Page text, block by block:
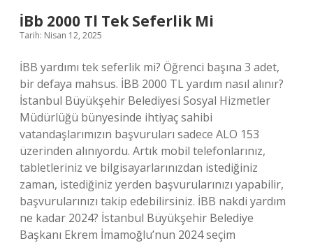
İBb 2000 Tl Tek Seferlik Mi
Tarih: Nisan 12, 2025
İBB yardımı tek seferlik mi? Öğrenci başına 3 adet,
bir defaya mahsus. İBB 2000 TL yardım nasıl alınır?
İstanbul Büyükşehir Belediyesi Sosyal Hizmetler
Müdürlüğü bünyesinde ihtiyaç sahibi
vatandaşlarımızın başvuruları sadece ALO 153
üzerinden alınıyordu. Artık mobil telefonlarınız,
tabletleriniz ve bilgisayarlarınızdan istediğiniz
zaman, istediğiniz yerden başvurularınızı yapabilir,
başvurularınızı takip edebilirsiniz. İBB nakdi yardım
ne kadar 2024? İstanbul Büyükşehir Belediye
Başkanı Ekrem İmamoğlu’nun 2024 seçim